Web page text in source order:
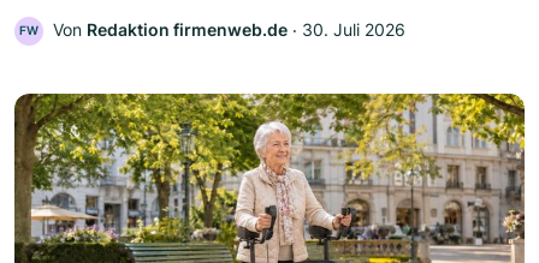
FW Von Redaktion firmenweb.de ‧ 30. Juli 2026